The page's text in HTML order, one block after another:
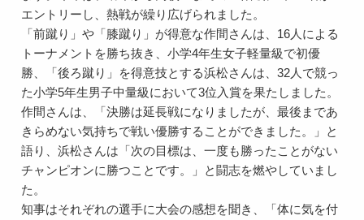
エントリーし、熱戦が繰り広げられました。
「前蹴り」や「膝蹴り」が得意な作間さんは、16人による
トーナメントを勝ち抜き、小学4年生女子軽量級で初優
勝、「後ろ蹴り」を得意技とする浜松さんは、32人で競っ
た小学5年生男子中量級において3位入賞を果たしました。
作間さんは、「決勝は延長戦になりましたが、最後まであ
きらめない気持ちで戦い優勝することができました。」と
語り、浜松さんは「次の目標は、一度も勝ったことがない
チャンピオンに勝つことです。」と闘志を燃やしていまし
た。
知事はそれぞれの選手に大会の感想を聞き、「体に気を付